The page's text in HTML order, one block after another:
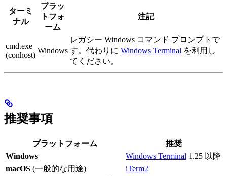
ターミ
ナル
プラッ
トフォ
ーム
注記
cmd.exe
(conhost)
Windows
レガシー Windows コマンド プロンプトで
す。代わりに Windows Terminal を利用し
てください。
推奨事項
プラットフォーム
推奨
Windows
Windows Terminal 1.25 以降
macOS (一般的な用途)
iTerm2